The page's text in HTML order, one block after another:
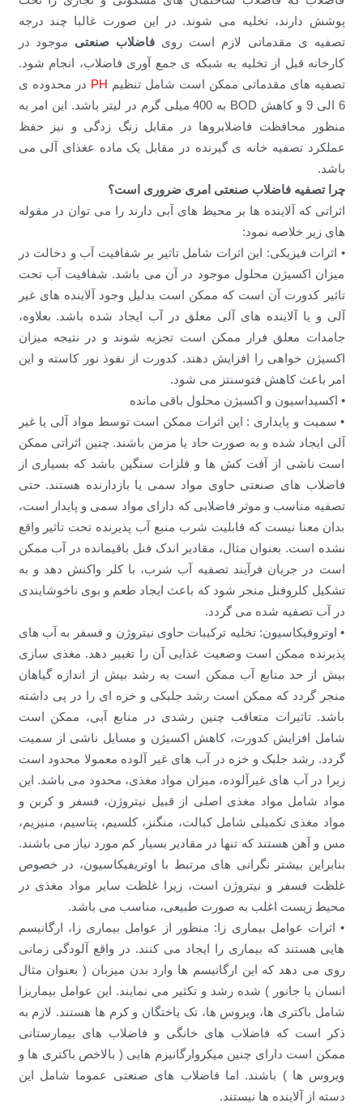
پوشش دارند، تخلیه می شوند. در این صورت غالبا چند درجه
تصفیه ی مقدماتی لازم است روی فاضلاب صنعتی موجود در
کارخانه قبل از تخلیه به شبکه ی جمع آوری فاضلاب، انجام شود.
تصفیه های مقدماتی ممکن است شامل تنظیم PH در محدوده ی
6 الی 9 و کاهش BOD به 400 میلی گرم در لیتر باشد. این امر به
منظور محافظت فاضلابروها در مقابل زنگ زدگی و نیز حفظ
عملکرد تصفیه خانه ی گیرنده در مقابل یک ماده عغذای آلی می
باشد.
چراتصفیه فاضلاب صنعتی امری ضروری است؟
اثراتی که آلاینده ها بر محیط های آبی دارند را می توان در مقوله
های زیر خلاصه نمود:
• اثرات فیزیکی: این اثرات شامل تاثیر بر شفافیت آب و دخالت در
میزان اکسیژن محلول موجود در آن می باشد. شفافیت آب تحت
تاثیر کدورت آن است که ممکن است بدلیل وجود آلاینده های غیر
آلی و یا آلاینده های آلی معلق در آب ایجاد شده باشد. بعلاوه،
جامدات معلق فرار ممکن است تجزیه شوند و در نتیجه میزان
اکسیژن خواهی را افزایش دهند. کدورت از نفوذ نور کاسته و این
امر باعث کاهش فتوسنتز می شود.
• اکسیداسیون و اکسیژن محلول باقی مانده
• سمیت و پایداری : این اثرات ممکن است توسط مواد آلی یا غیر
آلی ایجاد شده و به صورت حاد یا مزمن باشند. چنین اثراتی ممکن
است ناشی از آفت کش ها و فلزات سنگین باشد که بسیاری از
فاضلاب های صنعتی حاوی مواد سمی یا بازدارنده هستند. حتی
تصفیه مناسب و موثر فاضلابی که دارای مواد سمی و پایدار است،
بدان معنا نیست که قابلیت شرب منبع آب پذیرنده تحت تاثیر واقع
نشده است. بعنوان مثال، مقادیر اندک فنل باقیمانده در آب ممکن
است در جریان فرآیند تصفیه آب شرب، با کلر واکنش دهد و به
تشکیل کلروفنل منجر شود که باعث ایجاد طعم و بوی ناخوشایندی
در آب تصفیه شده می گردد.
• اوتروفیکاسیون: تخلیه ترکیبات حاوی نیتروژن و فسفر به آب های
پذیرنده ممکن است وضعیت غذایی آن را تغییر دهد. مغذی سازی
بیش از حد منابع آب ممکن است به رشد بیش از اندازه گیاهان
منجر گردد که ممکن است رشد جلبکی و خزه ای را در پی داشته
باشد. تاثیرات متعاقب چنین رشدی در منابع آبی، ممکن است
شامل افزایش کدورت، کاهش اکسیژن و مسایل ناشی از سمیت
گردد. رشد جلبک و خزه در آب های غیر آلوده معمولا محدود است
زیرا در آب های غیرآلوده، میزان مواد مغذی، محدود می باشد. این
مواد شامل مواد مغذی اصلی از قبیل نیتروژن، فسفر و کربن و
مواد مغذی تکمیلی شامل کبالت، منگنز، کلسیم، پتاسیم، منیزیم،
مس و آهن هستند که تنها در مقادیر بسیار کم مورد نیاز می باشند.
بنابراین بیشتر نگرانی های مرتبط با اوتریفیکاسیون، در خصوص
غلظت فسفر و نیتروژن است، زیرا غلظت سایر مواد مغذی در
محیط زیست اغلب به صورت طبیعی، مناسب می باشد.
• اثرات عوامل بیماری زا: منظور از عوامل بیماری زا، ارگانیسم
هایی هستند که بیماری را ایجاد می کنند. در واقع آلودگی زمانی
روی می دهد که این ارگانیسم ها وارد بدن میزبان ( بعنوان مثال
انسان یا جانور ) شده رشد و تکثیر می نمایند. این عوامل بیماریزا
شامل باکتری ها، ویروس ها، تک یاختگان و کرم ها هستند. لازم به
ذکر است که فاضلاب های خانگی و فاضلاب های بیمارستانی
ممکن است دارای چنین میکروارگانیزم هایی ( بالاخص باکتری ها و
ویروس ها ) باشند. اما فاضلاب های صنعتی عموما شامل این
دسته از آلاینده ها نیستند.